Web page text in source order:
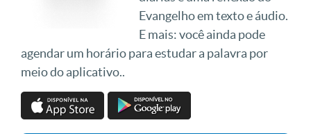
Evangelho em texto e áudio.
E mais: você ainda pode
agendar um horário para estudar a palavra por
meio do aplicativo..